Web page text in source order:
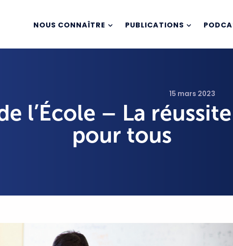
NOUS CONNAÎTRE PUBLICATIONS
15 mars 2023
l’École – La
pour tous